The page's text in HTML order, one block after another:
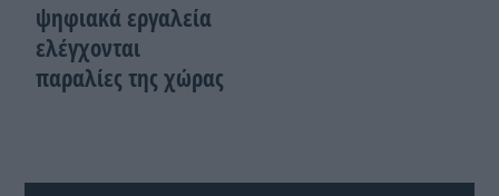
ψηφιακά εργαλεία
ελέγχονται
παραλίες της χώρας